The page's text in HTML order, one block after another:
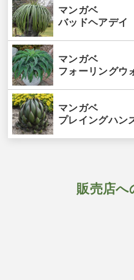
マンガベ
バッドヘアデイ
マンガベ
フォーリングウ
マンガベ
プレイングハン
販売店へ